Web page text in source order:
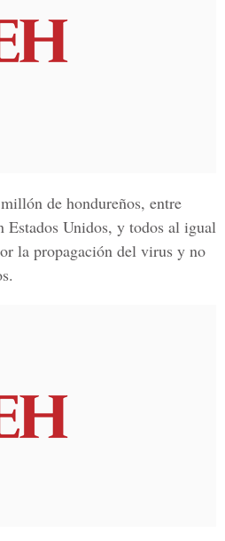
de hondureños, entre
Estados Unidos, y todos al igual
la propagación del virus y no